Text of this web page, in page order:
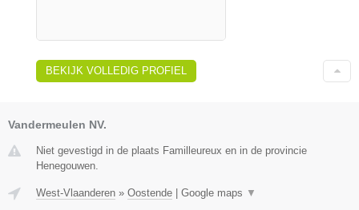
BEKIJK VOLLEDIG PROFIEL
Vandermeulen NV.
Niet gevestigd in de plaats Familleureux en in de provincie
Henegouwen.
West-Vlaanderen » Oostende Google maps ▼